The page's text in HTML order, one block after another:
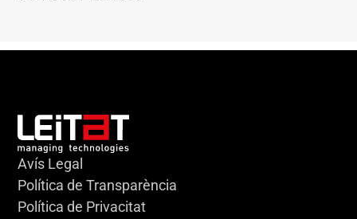
Avís Legal
Política de Transparència
Política de Privacitat